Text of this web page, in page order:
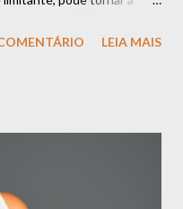
muito além dessas
momento de apreciar uma
salada colorida e cheia de
aquele doce que
LEIA MAIS